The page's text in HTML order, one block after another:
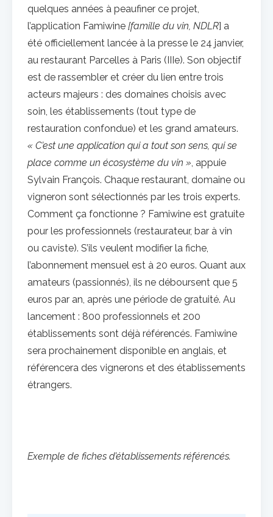
quelques années à peaufiner ce projet,
l’application Famiwine [famille du vin, NDLR] a
été officiellement lancée à la presse le 24 janvier,
au restaurant Parcelles à Paris (IIIe). Son objectif
est de rassembler et créer du lien entre trois
acteurs majeurs : des domaines choisis avec
soin, les établissements (tout type de
restauration confondue) et les grand amateurs.
« C’est une application qui a tout son sens, qui se
place comme un écosystème du vin », appuie
Sylvain François. Chaque restaurant, domaine ou
vigneron sont sélectionnés par les trois experts.
Comment ça fonctionne ? Famiwine est gratuite
pour les professionnels (restaurateur, bar à vin
ou caviste). S’ils veulent modifier la fiche,
l’abonnement mensuel est à 20 euros. Quant aux
amateurs (passionnés), ils ne déboursent que 5
euros par an, après une période de gratuité. Au
lancement : 800 professionnels et 200
établissements sont déjà référencés. Famiwine
sera prochainement disponible en anglais, et
référencera des vignerons et des établissements
étrangers.
Exemple de fiches d’établissements référencés.